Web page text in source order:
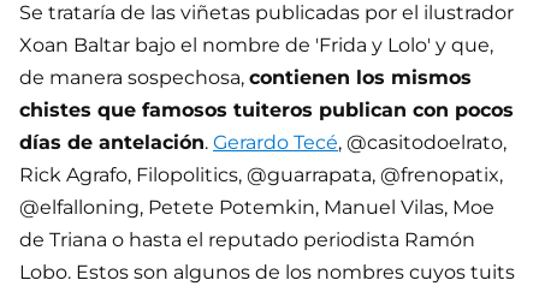
Se trataría de las viñetas publicadas por el ilustrador
Xoan Baltar bajo el nombre de 'Frida y Lolo' y que,
de manera sospechosa, contienen los mismos
chistes que famosos tuiteros publican con pocos
días de antelación. Gerardo Tecé, @casitodoelrato,
Rick Agrafo, Filopolitics, @guarrapata, @frenopatix,
@elfalloning, Petete Potemkin, Manuel Vilas, Moe
de Triana o hasta el reputado periodista Ramón
Lobo. Estos son algunos de los nombres cuyos tuits